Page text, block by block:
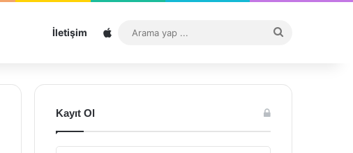
İletişim Sitemap
...
Kayıt Ol